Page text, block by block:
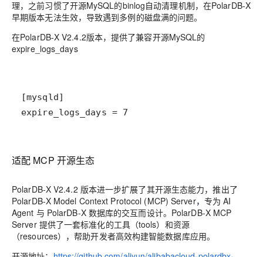
理，之前习惯了开源MySQL的binlog自动清理机制，在PolarDB-X
早期版本无法生效，导致遇到多例的磁盘满的问题。
在PolarDB-X V2.4.2版本，提供了兼容开源MySQL的
expire_logs_days
expire_logs_days = 7
适配 MCP 开源生态
PolarDB-X V2.4.2 版本进一步扩展了其开源生态能力，推出了
PolarDB-X Model Context Protocol (MCP) Server， 专为 AI
Agent 与 PolarDB-X 数据库的交互而设计。PolarDB-X MCP
Server 提供了一套标准化的工具（tools）和资源
（resources），帮助开发者高效构建智能数据库应用。